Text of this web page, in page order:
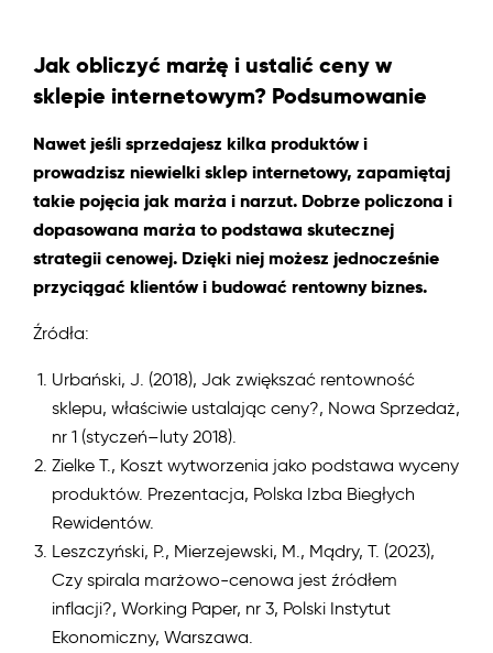
Jak obliczyć marżę i ustalić ceny w
sklepie internetowym? Podsumowanie
Nawet jeśli sprzedajesz kilka produktów i
prowadzisz niewielki sklep internetowy, zapamiętaj
takie pojęcia jak marża i narzut. Dobrze policzona i
dopasowana marża to podstawa skutecznej
strategii cenowej. Dzięki niej możesz jednocześnie
przyciągać klientów i budować rentowny biznes.
Źródła:
Urbański, J. (2018), Jak zwiększać rentowność
sklepu, właściwie ustalając ceny?, Nowa Sprzedaż,
nr 1 (styczeń–luty 2018).
Zielke T., Koszt wytworzenia jako podstawa wyceny
produktów. Prezentacja, Polska Izba Biegłych
Rewidentów.
Leszczyński, P., Mierzejewski, M., Mądry, T. (2023),
Czy spirala marżowo-cenowa jest źródłem
inflacji?, Working Paper, nr 3, Polski Instytut
Ekonomiczny, Warszawa.